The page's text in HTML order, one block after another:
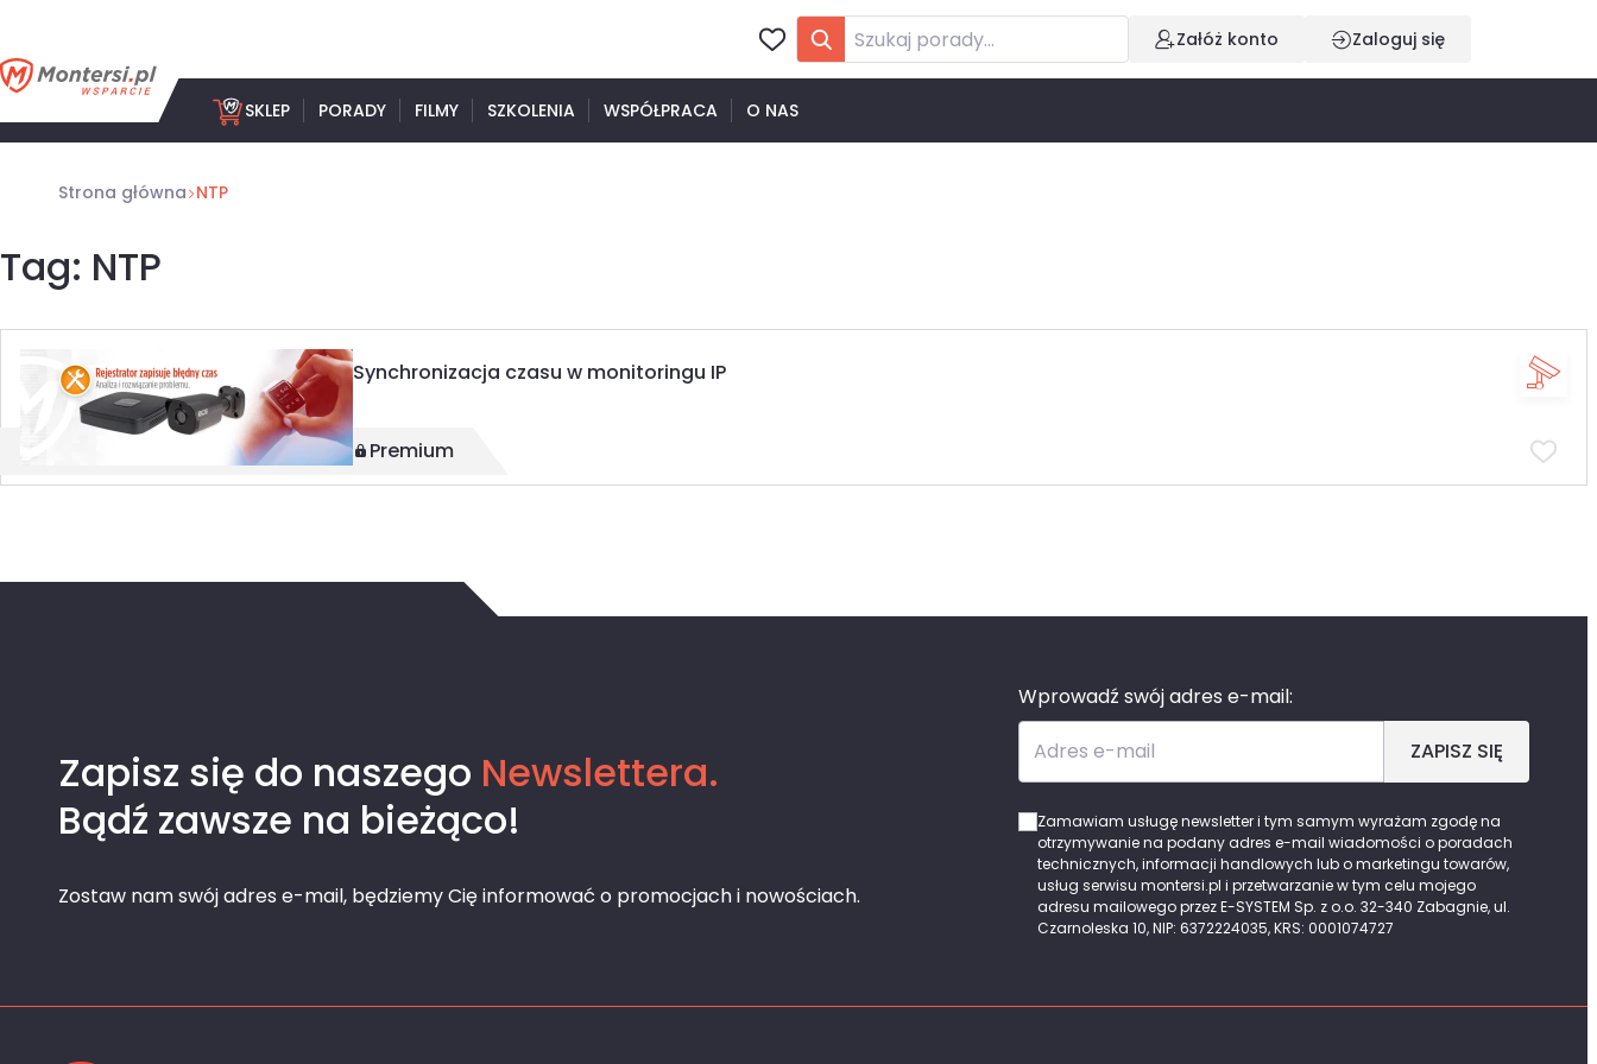
treści
Załóż konto Zaloguj się
SKLEP PORADY FILMY SZKOLENIA WSPÓŁPRACA O NAS
Strona główna NTP
Tag: NTP
Synchronizacja czasu w monitoringu IP
Premium
Zapisz się do naszego Newslettera.
Bądź zawsze na bieżąco!
Zostaw nam swój adres e-mail, będziemy Cię informować o promocjach i nowościach.
Wprowadź swój adres e-mail:
Adres e-mail
ZAPISZ SIĘ
Zamawiam usługę newsletter i tym samym wyrażam zgodę na
otrzymywanie na podany adres e-mail wiadomości o poradach
technicznych, informacji handlowych lub o marketingu towarów,
usług serwisu montersi.pl i przetwarzanie w tym celu mojego
adresu mailowego przez E-SYSTEM Sp. z o.o. 32-340 Zabagnie, ul.
Czarnoleska 10, NIP: 6372224035, KRS: 0001074727